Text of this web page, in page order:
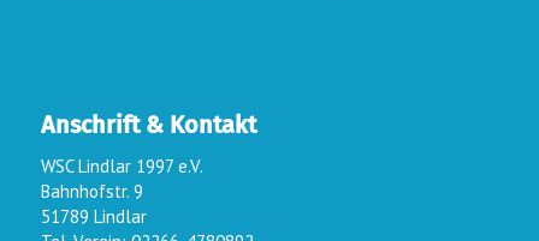
Anschrift & Kontakt
WSC Lindlar 1997 e.V.
Bahnhofstr. 9
51789 Lindlar